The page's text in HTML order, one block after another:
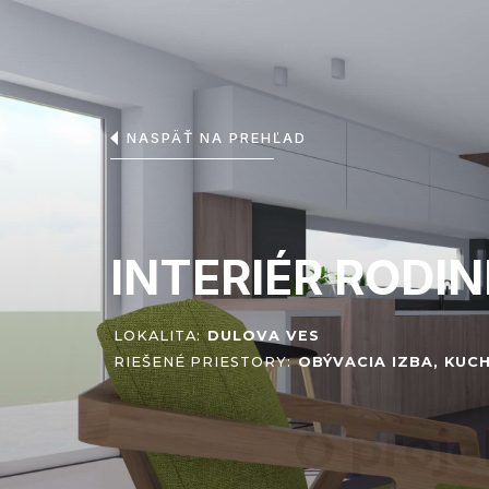
NASPÄŤ NA PREHĽAD
INTERIÉR
LOKALITA: DULOVA VES
RIEŠENÉ PRIESTORY: OBÝVACIA IZBA,
O